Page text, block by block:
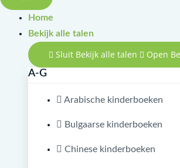
Home
Bekijk alle talen
Sluit Bekijk alle talen Open
A-G
Arabische kinderboeken
Bulgaarse kinderboeken
Chinese kinderboeken